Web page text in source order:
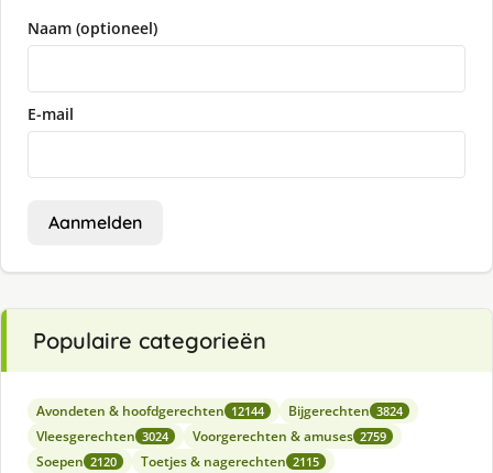
Naam (optioneel)
E-mail
Aanmelden
Populaire categorieën
Avondeten & hoofdgerechten 12144 Bijgerechten 3824
Vleesgerechten 3024 Voorgerechten & amuses 2759
Soepen 2120 Toetjes & nagerechten 2115